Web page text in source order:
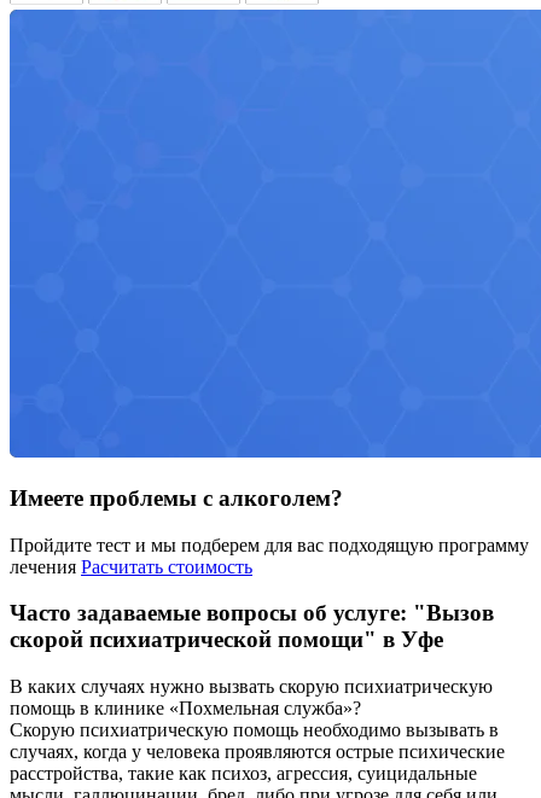
Имеете проблемы с алкоголем?
Пройдите тест и мы подберем для вас подходящую программу
лечения Расчитать стоимость
Часто задаваемые вопросы об услуге: "Вызов
скорой психиатрической помощи" в Уфе
В каких случаях нужно вызвать скорую психиатрическую
помощь в клинике «Похмельная служба»?
Скорую психиатрическую помощь необходимо вызывать в
случаях, когда у человека проявляются острые психические
расстройства, такие как психоз, агрессия, суицидальные